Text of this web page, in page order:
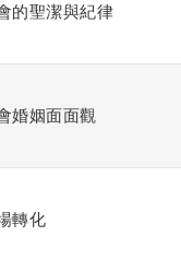
的聖潔與紀律
婚姻面面觀
轉化